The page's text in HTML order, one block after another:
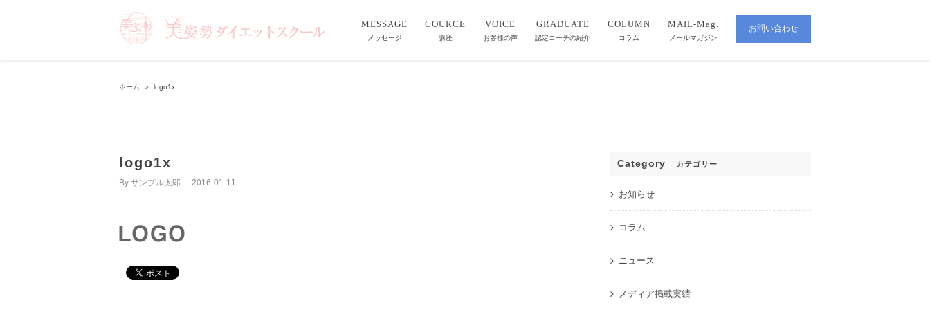
MESSAGE
メッセージ
COURCE
講座
VOICE
お客様の声
GRADUATE
認定コーチの紹介
COLUMN
コラム
MAIL-Mag.
メールマガジン
CONTACT
お問い合わせ
ホーム ＞ logo1x
logo1x
By サンプル太郎 2016-01-11
Category カテゴリー
お知らせ
コラム
ニュース
メディア掲載実績